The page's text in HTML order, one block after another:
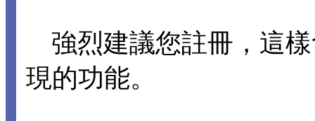
強烈建議您註冊，這
現的功能。